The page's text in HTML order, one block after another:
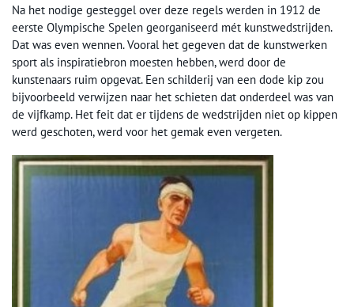
Na het nodige gesteggel over deze regels werden in 1912 de
eerste Olympische Spelen georganiseerd mét kunstwedstrijden.
Dat was even wennen. Vooral het gegeven dat de kunstwerken
sport als inspiratiebron moesten hebben, werd door de
kunstenaars ruim opgevat. Een schilderij van een dode kip zou
bijvoorbeeld verwijzen naar het schieten dat onderdeel was van
de vijfkamp. Het feit dat er tijdens de wedstrijden niet op kippen
werd geschoten, werd voor het gemak even vergeten.